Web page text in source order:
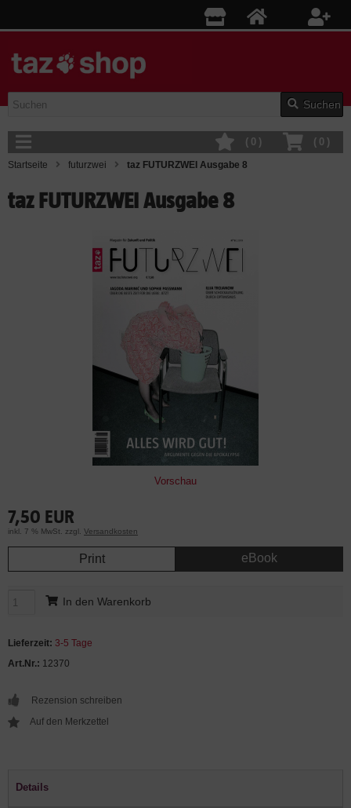
Suchen
( 0 )
( 0 )
Startseite futurzwei taz FUTURZWEI Ausgabe 8
taz FUTURZWEI Ausgabe 8
Vorschau
7,50 EUR
inkl. 7 % MwSt. zzgl. Versandkosten
Print eBook
In den Warenkorb
Lieferzeit: 3-5 Tage
Art.Nr.: 12370
Rezension schreiben
Details